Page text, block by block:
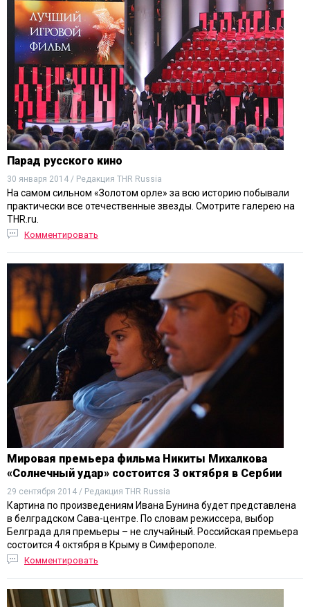
Парад русского кино
30 января 2014 / Редакция THR Russia
На самом сильном «Золотом орле» за всю историю побывали
практически все отечественные звезды. Смотрите галерею на
THR.ru.
Комментировать
Мировая премьера фильма Никиты Михалкова
«Солнечный удар» состоится 3 октября в Сербии
29 сентября 2014 / Редакция THR Russia
Картина по произведениям Ивана Бунина будет представлена
в белградском Сава-центре. По словам режиссера, выбор
Белграда для премьеры – не случайный. Российская премьера
состоится 4 октября в Крыму в Симферополе.
Комментировать